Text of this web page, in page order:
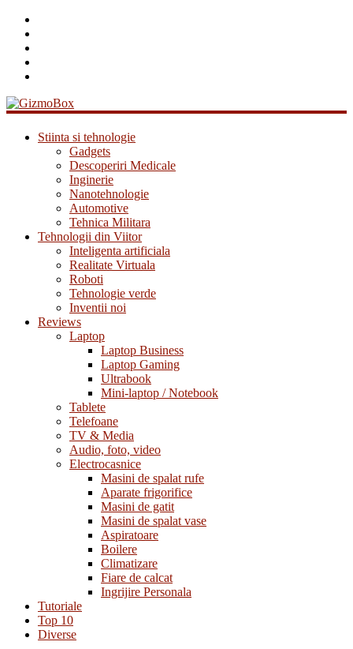
GizmoBox
Stiinta si tehnologie
Gadgets
Descoperiri Medicale
Inginerie
Nanotehnologie
Automotive
Tehnica Militara
Tehnologii din Viitor
Inteligenta artificiala
Realitate Virtuala
Roboti
Tehnologie verde
Inventii noi
Reviews
Laptop
Laptop Business
Laptop Gaming
Ultrabook
Mini-laptop / Notebook
Tablete
Telefoane
TV & Media
Audio, foto, video
Electrocasnice
Masini de spalat rufe
Aparate frigorifice
Masini de gatit
Masini de spalat vase
Aspiratoare
Boilere
Climatizare
Fiare de calcat
Ingrijire Personala
Tutoriale
Top 10
Diverse